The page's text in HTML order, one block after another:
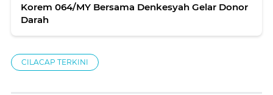
Korem 064/MY Bersama Denkesyah Gelar Donor
Darah
CILACAP TERKINI